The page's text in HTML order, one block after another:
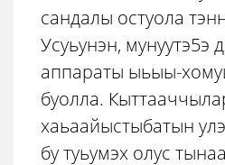
сандалы остуола
Усуьунэн, мунуутэ5э
аппараты ыьыы-
буолла.
хаьаайыстыбатын
бу туьумэх олус